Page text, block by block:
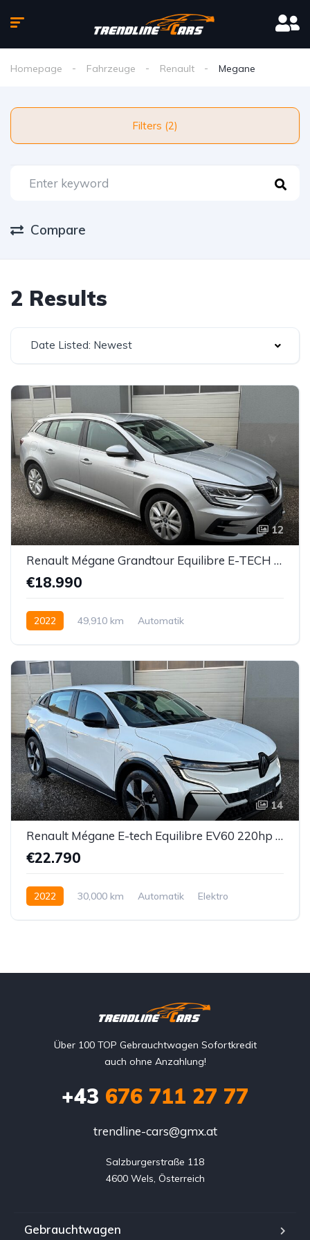
Homepage Fahrzeuge Renault Megane
Filters (2)
Compare
2 Results
Date Listed: Newest
12
Renault Mégane Grandtour Equilibre E-TECH Plug-In PHEV 160
€18.990
2022 49,910 km
Automatik
14
Renault Mégane E-tech Equilibre EV60 220hp 60kWh optimum charge
€22.790
2022 30,000 km Automatik
Elektro
Über 100 TOP Gebrauchtwagen Sofortkredit
auch ohne Anzahlung!
+43 676 711 27 77
trendline-cars@gmx.at
Salzburgerstraße 118
4600 Wels, Österreich
Gebrauchtwagen